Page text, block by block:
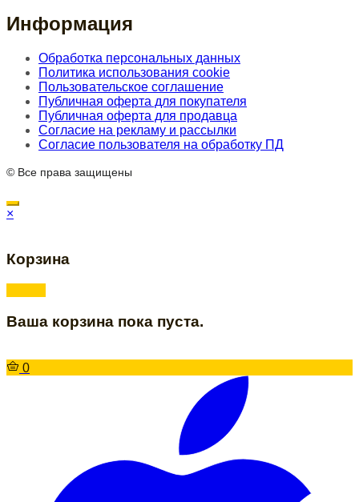
Информация
Обработка персональных данных
Политика использования cookie
Пользовательское соглашение
Публичная оферта для покупателя
Публичная оферта для продавца
Согласие на рекламу и рассылки
Согласие пользователя на обработку ПД
© Все права защищены
×
Корзина
Ваша корзина пока пуста.
0